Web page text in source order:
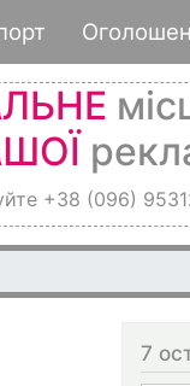
+38 (096)
7